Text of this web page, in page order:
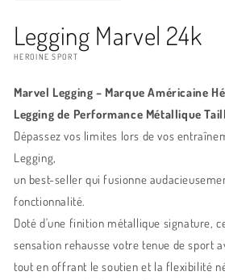
Legging Marvel 24k
HEROINE SPORT
Marvel Legging – Marque Américaine
Legging de Performance Métallique
Dépassez vos limites lors de vos
Legging,
un best-seller qui fusionne
fonctionnalité.
Doté d'une finition métallique signature,
sensation rehausse votre tenue de sport
tout en offrant le soutien et la flexibilité